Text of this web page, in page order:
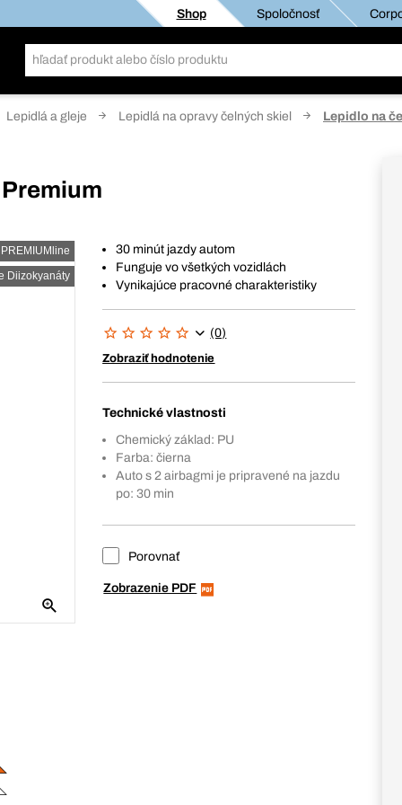
Shop Spoločnosť
Lepidlá a gleje Lepidlá na opravy čelných skiel Lepidlo na
PREMIUMline
Diizokyanáty
30 minút jazdy autom
Funguje vo všetkých vozidlách
Vynikajúce pracovné charakteristiky
(0)
Zobraziť hodnotenie
Technické vlastnosti
Chemický základ: PU
Farba: čierna
Auto s 2 airbagmi je pripravené na jazdu
po: 30 min
Porovnať
Zobrazenie PDF